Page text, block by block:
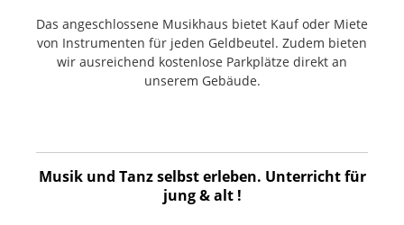
Das angeschlossene Musikhaus bietet Kauf oder Miete
von Instrumenten für jeden Geldbeutel. Zudem bieten
wir ausreichend kostenlose Parkplätze direkt an
unserem Gebäude.
Musik und Tanz selbst erleben. Unterricht für
jung & alt !